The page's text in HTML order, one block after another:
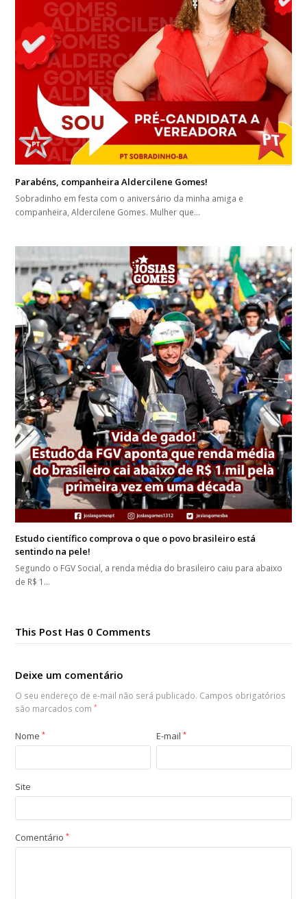
Parabéns, companheira Aldercilene Gomes!
Sobradinho em festa com o aniversário da minha amiga e
companheira, Aldercilene Gomes. Mulher que…
Estudo científico comprova o que o povo brasileiro está
sentindo na pele!
Segundo o FGV Social, a renda média do brasileiro caiu para abaixo
de R$ 1…
This Post Has 0 Comments
Deixe um comentário
O seu endereço de e-mail não será publicado. Campos obrigatórios
são marcados com*
Nome* E-mail*
Site
Comentário*